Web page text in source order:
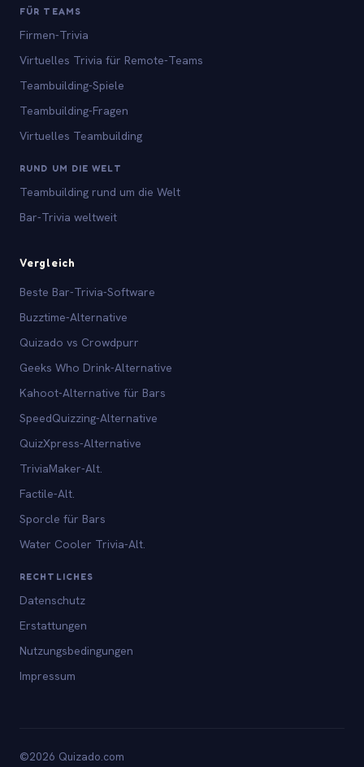
FÜR TEAMS
Firmen-Trivia
Virtuelles Trivia für Remote-Teams
Teambuilding-Spiele
Teambuilding-Fragen
Virtuelles Teambuilding
RUND UM DIE WELT
Teambuilding rund um die Welt
Bar-Trivia weltweit
Vergleich
Beste Bar-Trivia-Software
Buzztime-Alternative
Quizado vs Crowdpurr
Geeks Who Drink-Alternative
Kahoot-Alternative für Bars
SpeedQuizzing-Alternative
QuizXpress-Alternative
TriviaMaker-Alt.
Factile-Alt.
Sporcle für Bars
Water Cooler Trivia-Alt.
RECHTLICHES
Datenschutz
Erstattungen
Nutzungsbedingungen
Impressum
©2026 Quizado.com